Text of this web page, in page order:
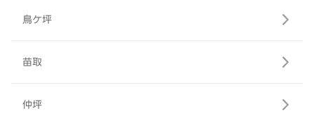
鳥ケ坪
苗取
仲坪